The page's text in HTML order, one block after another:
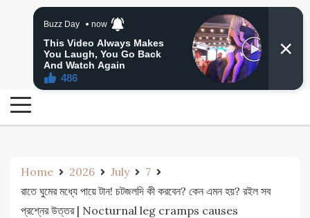
24 Ghanta Bangla News
24 Ghanta Bengali News
Home 2026 July
7
রাতে ঘুমের মধ্যে পায়ে টান! চটজলদি কী করবেন? কেন এমন হয়? রইল সব
প্রশ্নের উত্তর | Nocturnal leg cramps causes